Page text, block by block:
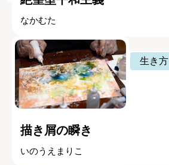
なかむた
生き方
描き屑の瞬き
いのうえまりこ